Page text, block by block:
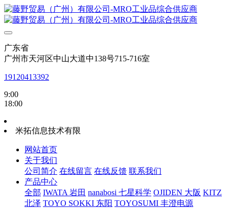
广东省
广州市天河区中山大道中138号715-716室
19120413392
9:00
18:00
米拓信息技术有限
网站首页
关于我们
公司简介 在线留言 在线反馈 联系我们
产品中心
全部 IWATA 岩田 nanabosi 七星科学 OJIDEN 大阪 KITZ
北泽 TOYO SOKKI 东阳 TOYOSUMI 丰澄电源